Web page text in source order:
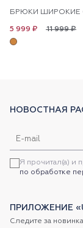
11 999 ₽
5 999 ₽
НОВОСТНАЯ
Я прочитал(а) и
по обработке
ПРИЛОЖЕНИЕ
Следите за